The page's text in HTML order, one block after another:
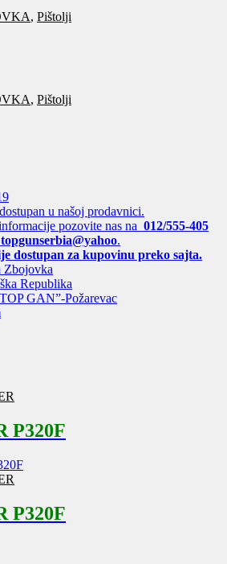
, Pištolji
, Pištolji
u našoj prodavnici.
pozovite nas na 012/555-405
topgunserbia@yahoo.
dostupan za kupovinu preko sajta.
Zbojovka
Republika
GAN”-Požarevac
P320F
P320F